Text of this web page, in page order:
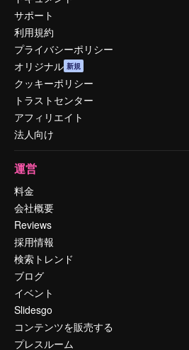
サポート
利用規約
プライバシーポリシー
オリジナル 新規
クッキーポリシー
トラストセンター
アフィリエイト
法人向け
運営
料金
会社概要
Reviews
採用情報
検索トレンド
ブログ
イベント
Slidesgo
コンテンツを販売する
プレスルーム